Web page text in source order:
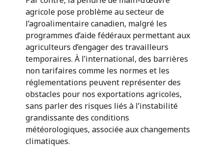
agricole pose problème au secteur de
l’agroalimentaire canadien, malgré les
programmes d’aide fédéraux permettant aux
agriculteurs d’engager des travailleurs
temporaires. À l’international, des barrières
non tarifaires comme les normes et les
réglementations peuvent représenter des
obstacles pour nos exportations agricoles,
sans parler des risques liés à l’instabilité
grandissante des conditions
météorologiques, associée aux changements
climatiques.